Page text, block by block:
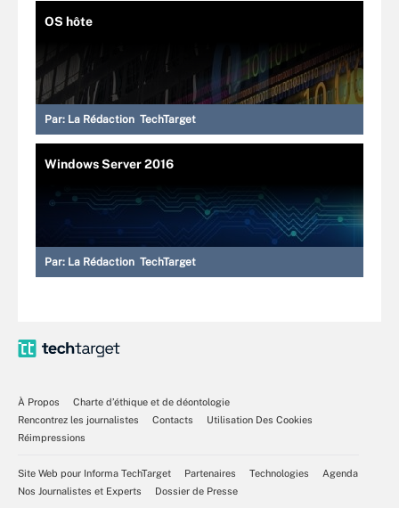
OS hôte
Par: La Rédaction TechTarget
Windows Server 2016
Par: La Rédaction TechTarget
À Propos
Charte d’éthique et de déontologie
Rencontrez les journalistes
Contacts
Utilisation Des Cookies
Réimpressions
Site Web pour Informa TechTarget Partenaires Technologies
Agenda
Nos Journalistes et Experts
Dossier de Presse